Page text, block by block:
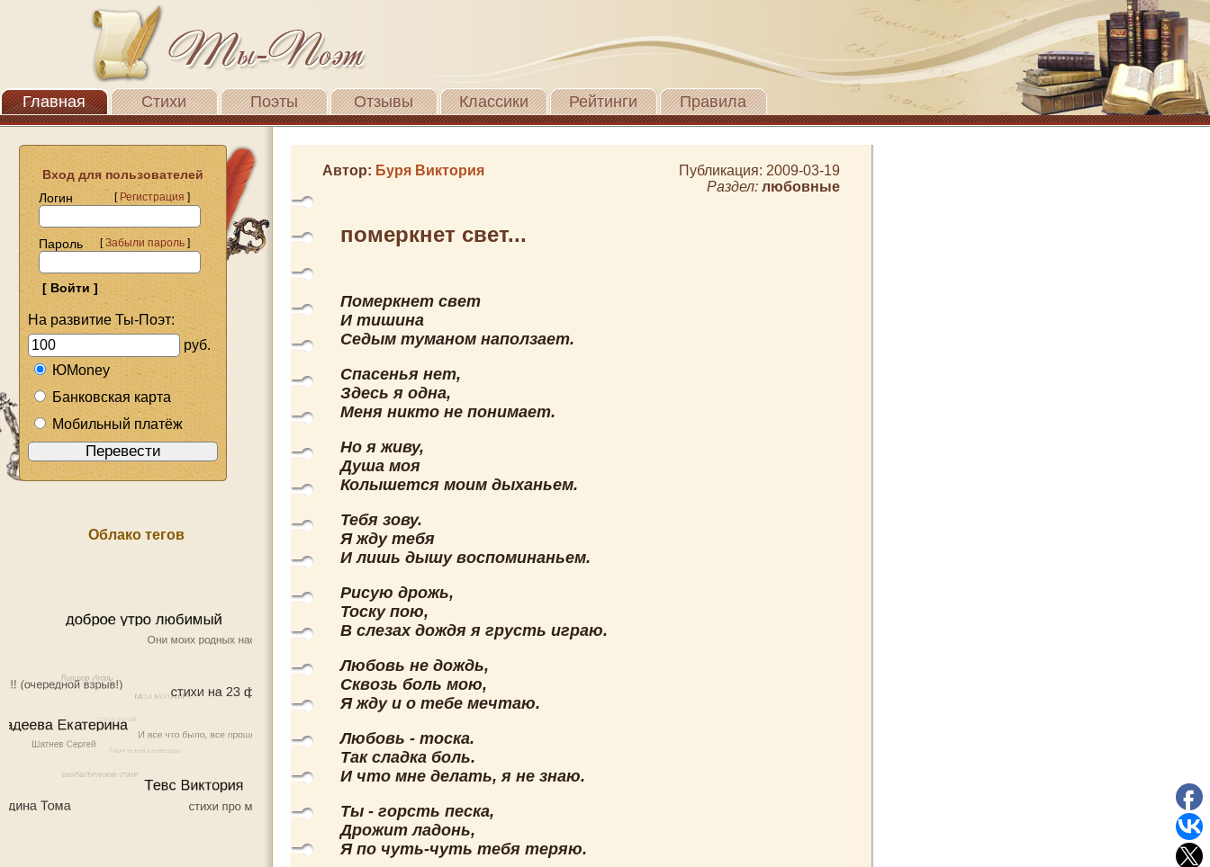
Главная Стихи Поэты Отзывы Классики Рейтинги Правила
Вход для пользователей
Логин
[Регистрация]
Пароль [Забыли пароль]
На развитие Ты-Поэт:
руб.
ЮMoney
Банковская карта
Мобильный платёж
Облако тегов
Автор: Буря Виктория
Публикация: 2009-03-19
Раздел: любовные
померкнет свет...
Померкнет свет
И тишина
Седым туманом наползает.
Спасенья нет,
Здесь я одна,
Меня никто не понимает.
Но я живу,
Душа моя
Колышется моим дыханьем.
Тебя зову.
Я жду тебя
И лишь дышу воспоминаньем.
Рисую дрожь,
Тоску пою,
В слезах дождя я грусть играю.
Любовь не дождь,
Сквозь боль мою,
Я жду и о тебе мечтаю.
Любовь - тоска.
Так сладка боль.
И что мне делать, я не знаю.
Ты - горсть песка,
Дрожит ладонь,
Я по чуть-чуть тебя теряю.